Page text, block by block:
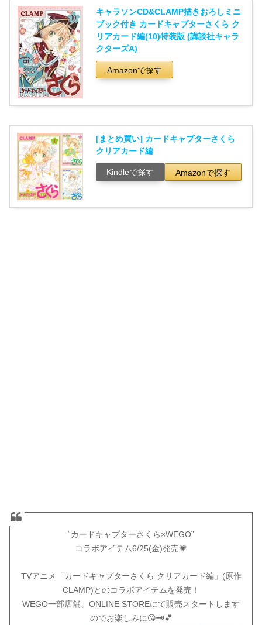
キャラソンCD&CLAMP描きおろしミニ
ブック付き カードキャプターさくら ク
リアカード編(10)特装版 (講談社キャラ
クターズA)
Amazonで探す
[まとめ買い] カードキャプターさくら
クリアカード編
Kindleで探す Amazonで探す
“カードキャプターさくら×WEGO”
コラボアイテム6/25(金)発売💗
TVアニメ「カードキャプターさくら クリアカード編」(原作
CLAMP)とのコラボアイテムを発売！
WEGO一部店舗、ONLINE STOREにて販売スタートします
のでお楽しみに😘🗝💕